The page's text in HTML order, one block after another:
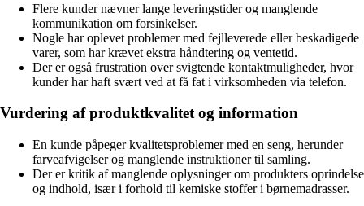
Flere kunder nævner lange leveringstider og manglende
kommunikation om forsinkelser.
Nogle har oplevet problemer med fejlleverede eller beskadigede
varer, som har krævet ekstra håndtering og ventetid.
Der er også frustration over svigtende kontaktmuligheder, hvor
kunder har haft svært ved at få fat i virksomheden via telefon.
Vurdering af produktkvalitet og information
En kunde påpeger kvalitetsproblemer med en seng, herunder
farveafvigelser og manglende instruktioner til samling.
Der er kritik af manglende oplysninger om produkters oprindelse
og indhold, især i forhold til kemiske stoffer i børnemadrasser.